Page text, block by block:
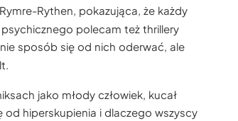
Rythen, pokazująca, że każdy
polecam też thrillery
sposób się od nich oderwać, ale
jako młody człowiek, kucał
od hiperskupienia i dlaczego wszyscy